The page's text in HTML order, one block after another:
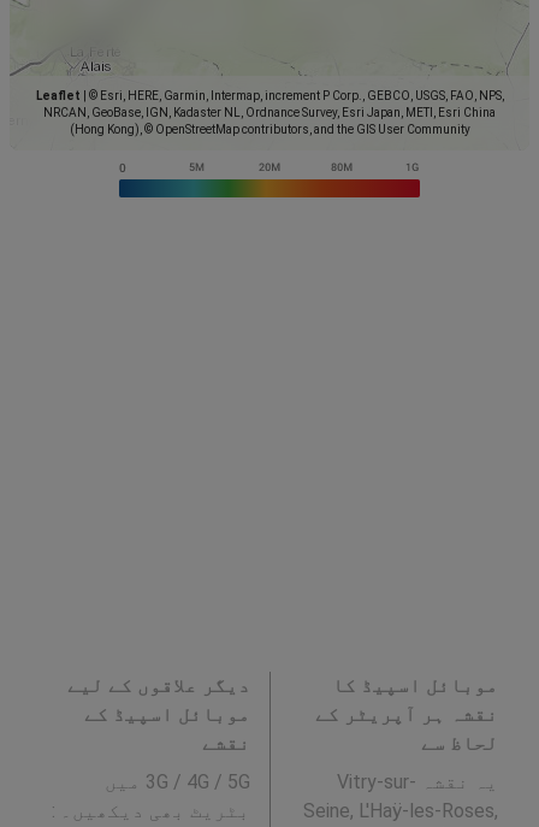
Leaflet
© Esri, HERE, Garmin, Intermap, increment P Corp., GEBCO, USGS, FAO, NPS,
NRCAN, GeoBase, IGN, Kadaster NL, Ordnance Survey, Esri Japan, METI, Esri China
(Hong Kong), © OpenStreetMap contributors, and the GIS User Community
موبائل اسپیڈ کا
نقشہ ہر آپریٹر کے
لحاظ سے
یہ نقشہ Vitry-sur-
Seine, L'Haÿ-les-Roses,
دیگر علاقوں کے لیے
موبائل اسپیڈ کے
نقشے
3G / 4G / 5G میں
بٹریٹ بھی دیکھیں۔ :